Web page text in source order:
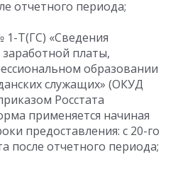
отчетного периода;
Т(ГС) «Сведения
платы,
образовании
служащих» (ОКУД
Росстата
применяется начиная
предоставления: с 20-го
после отчетного периода;